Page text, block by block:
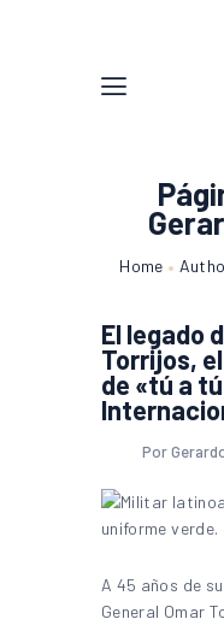
Home
El legado
Torrijos,
de «tú a
Por
A 45 años de
General Omar